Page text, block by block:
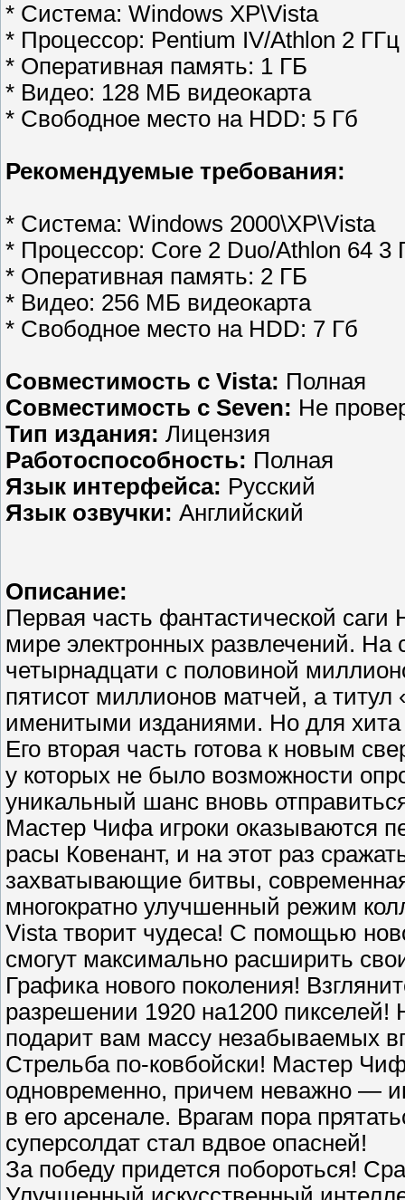
* Система: Windows XP\Vista
* Процессор: Pentium IV/Athlon 2 ГГц
* Оперативная память: 1 ГБ
* Видео: 128 МБ видеокарта
* Свободное место на HDD: 5 Гб
Рекомендуемые требования:
* Система: Windows 2000\XP\Vista
* Процессор: Core 2 Duo/Athlon 64 3
* Оперативная память: 2 ГБ
* Видео: 256 МБ видеокарта
* Свободное место на HDD: 7 Гб
Совместимость с Vista: Полная
Совместимость с Seven: Не
Тип издания: Лицензия
Работоспособность: Полная
Язык интерфейса: Русский
Язык озвучки: Английский
Описание:
Первая часть фантастической
мире электронных развлечений. На
четырнадцати с половиной
пятисот миллионов матчей, а
именитыми изданиями. Но для хита
Его вторая часть готова к новым
у которых не было возможности
уникальный шанс вновь
Мастер Чифа игроки оказываются
расы Ковенант, и на этот раз
захватывающие битвы,
многократно улучшенный режим
Vista творит чудеса! С помощью
смогут максимально расширить
Графика нового поколения!
разрешении 1920 на1200
подарит вам массу незабываемых
Стрельба по-ковбойски! Мастер
одновременно, причем неважно —
в его арсенале. Врагам пора
суперсолдат стал вдвое опасней!
За победу придется побороться!